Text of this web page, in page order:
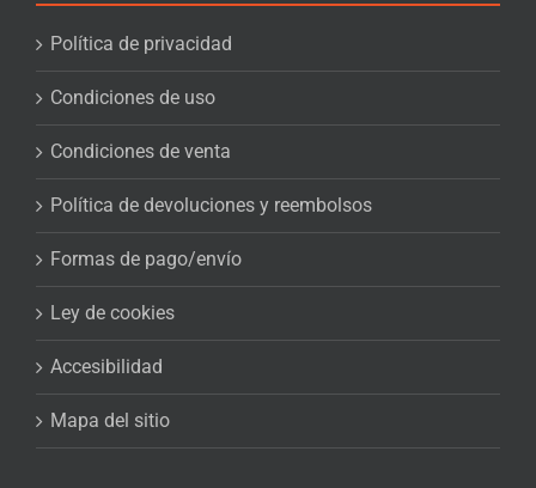
Política de privacidad
Condiciones de uso
Condiciones de venta
Política de devoluciones y reembolsos
Formas de pago/envío
Ley de cookies
Accesibilidad
Mapa del sitio